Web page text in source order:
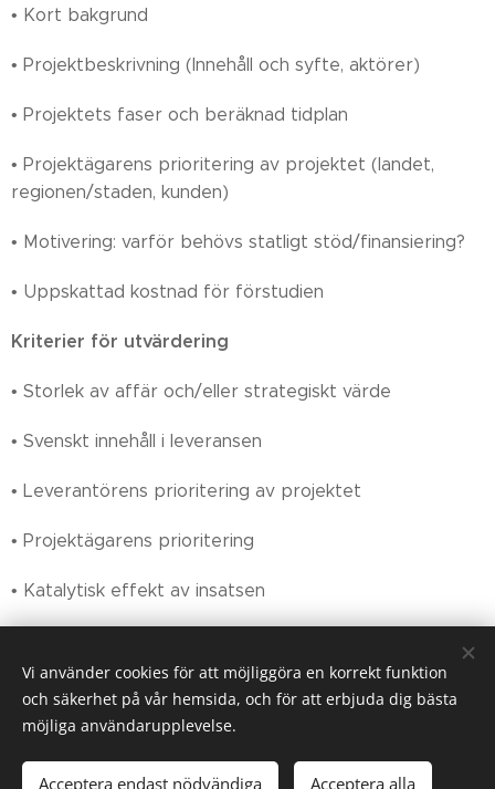
• Kort bakgrund
• Projektbeskrivning (Innehåll och syfte, aktörer)
• Projektets faser och beräknad tidplan
• Projektägarens prioritering av projektet (landet,
regionen/staden, kunden)
• Motivering: varför behövs statligt stöd/finansiering?
• Uppskattad kostnad för förstudien
Kriterier för utvärdering
• Storlek av affär och/eller strategiskt värde
• Svenskt innehåll i leveransen
• Leverantörens prioritering av projektet
• Projektägarens prioritering
• Katalytisk effekt av insatsen
Alla rättigheter tillhör Svenska Kapitalguiden AB 2021
Vi använder cookies för att möjliggöra en korrekt funktion
och säkerhet på vår hemsida, och för att erbjuda dig bästa
möjliga användarupplevelse.
Acceptera endast nödvändiga Acceptera alla